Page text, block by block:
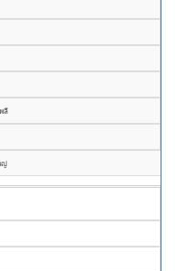
ลี
ญ่